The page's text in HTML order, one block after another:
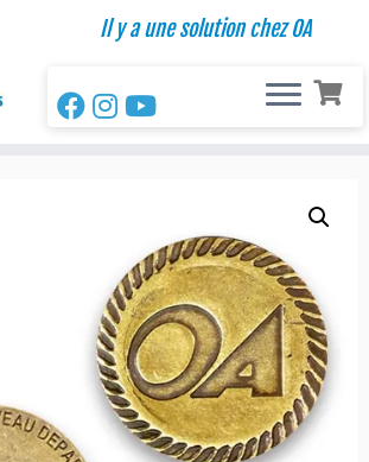
Il y a une solution chez OA